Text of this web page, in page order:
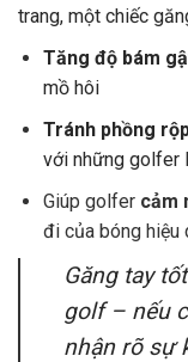
trang, một chiếc
Tăng độ bám
mồ hôi
Tránhphồng
với những golfer
Giúp golfer cảm
đi của bóng hiệu
Găng tay
golf – nếu
nhận rõ sự